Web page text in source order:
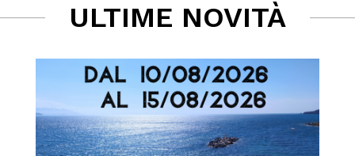
ULTIME NOVITÀ